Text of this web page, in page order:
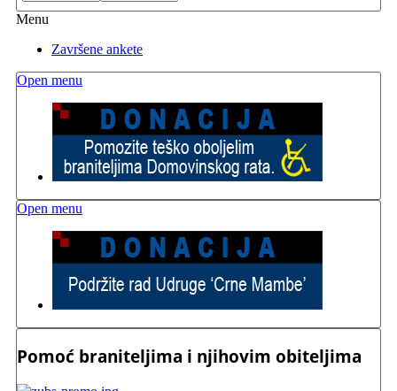
Menu
Završene ankete
Open menu
Open menu
Pomoć braniteljima i njihovim obiteljima